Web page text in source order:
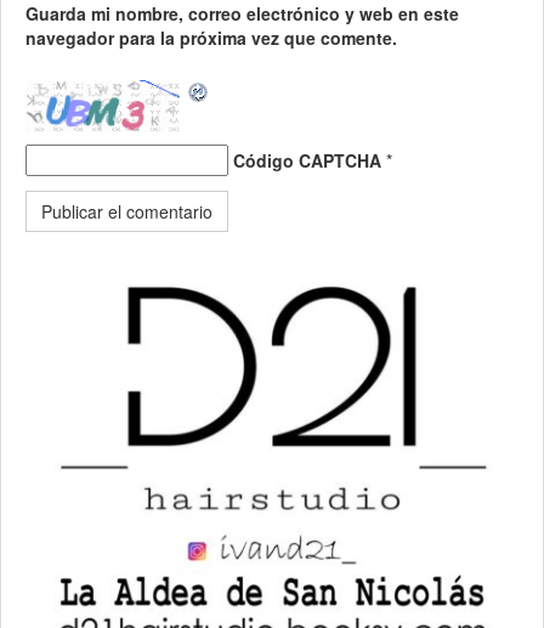
Guarda mi nombre, correo electrónico y web en este
navegador para la próxima vez que comente.
Código CAPTCHA *